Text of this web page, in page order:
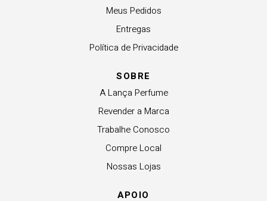
Meus Pedidos
Entregas
Política de Privacidade
SOBRE
A Lança Perfume
Revender a Marca
Trabalhe Conosco
Compre Local
Nossas Lojas
APOIO